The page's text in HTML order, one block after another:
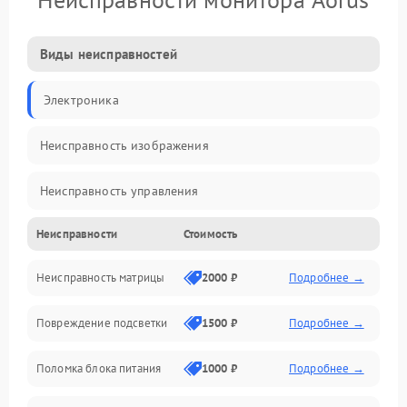
Виды неисправностей
Электроника
Неисправность изображения
Неисправность управления
Неисправность интерфейсов
Прочие неисправности
Неисправность звука
Механические повреждения
Неисправности Стоимость
Неисправность матрицы 2000 ₽ Подробнее →
Повреждение подсветки 1500 ₽ Подробнее →
Поломка блока питания 1000 ₽ Подробнее →